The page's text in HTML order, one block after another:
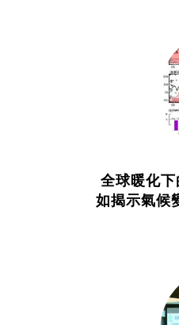
全球暖化
如揭示氣候